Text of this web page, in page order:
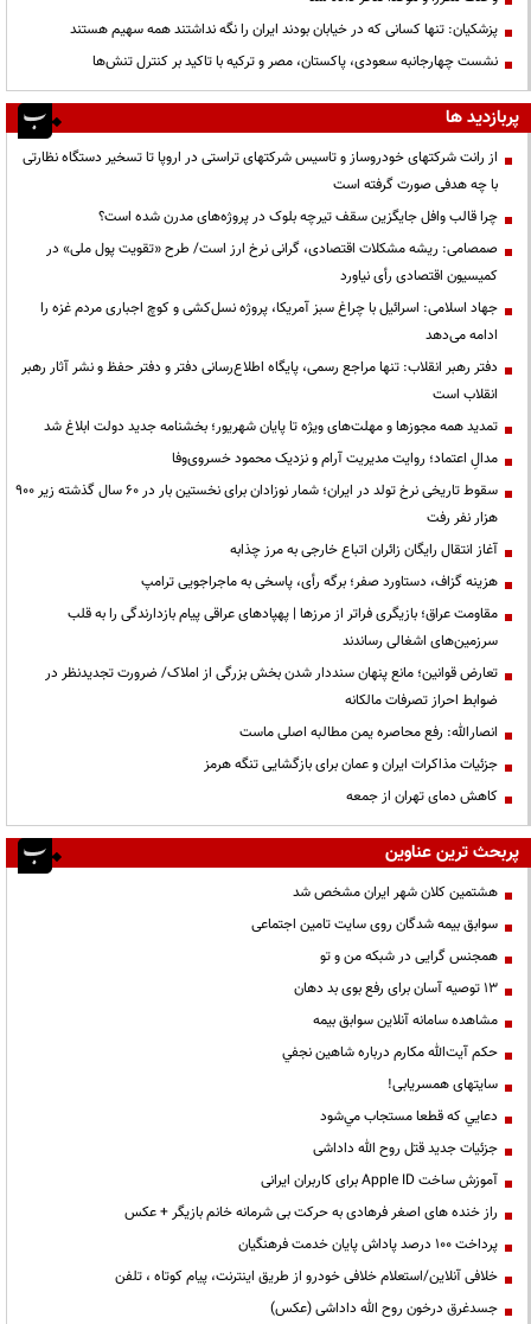
پزشکیان: تنها کسانی که در خیابان بودند ایران را نگه نداشتند همه سهیم هستند
نشست چهارجانبه سعودی، پاکستان، مصر و ترکیه با تاکید بر کنترل تنش‌ها
پربازدید ها
از رانت‌ شرکتهای خودروساز و تاسیس شرکتهای تراستی در اروپا تا تسخیر دستگاه نظارتی
با چه هدفی صورت گرفته است
چرا قالب وافل جایگزین سقف تیرچه بلوک در پروژه‌های مدرن شده است؟
صمصامی: ریشه مشکلات اقتصادی، گرانی نرخ ارز است/ طرح «تقویت پول ملی» در
کمیسیون اقتصادی رأی نیاورد
جهاد اسلامی: اسرائیل با چراغ سبز آمریکا، پروژه نسل‌کشی و کوچ اجباری مردم غزه را
ادامه می‌دهد
دفتر رهبر انقلاب: تنها مراجع رسمی، پایگاه اطلاع‌رسانی دفتر و دفتر حفظ و نشر آثار رهبر
انقلاب است
تمدید همه مجوزها و مهلت‌های ویژه تا پایان شهریور؛ بخشنامه جدید دولت ابلاغ شد
مدالِ اعتماد؛ روایت مدیریت آرام و نزدیک محمود خسروی‌وفا
سقوط تاریخی نرخ تولد در ایران؛ شمار نوزادان برای نخستین بار در ۶۰ سال گذشته زیر ۹۰۰
هزار نفر رفت
آغاز انتقال رایگان زائران اتباع خارجی به مرز چذابه
هزینه گزاف، دستاورد صفر؛ برگه رأی، پاسخی به ماجراجویی ترامپ
مقاومت عراق؛ بازیگری فراتر از مرزها | پهپادهای عراقی پیام بازدارندگی را به قلب
سرزمین‌های اشغالی رساندند
تعارض قوانین؛ مانع پنهان سنددار شدن بخش بزرگی از املاک/ ضرورت تجدیدنظر در
ضوابط احراز تصرفات مالکانه
انصارالله: رفع محاصره یمن مطالبه اصلی ماست
جزئیات مذاکرات ایران و عمان برای بازگشایی تنگه هرمز
کاهش دمای تهران از جمعه
پربحث ترین عناوین
هشتمین کلان شهر ایران مشخص شد
سوابق بیمه شدگان روی سایت تامین اجتماعی
همجنس گرایی در شبکه من و تو
13 توصیه آسان برای رفع بوی بد دهان
مشاهده سامانه آنلاين سوابق بیمه
حكم آيت‌الله مكارم درباره شاهين نجفي
سایتهای همسریابی!
دعايي كه قطعا مستجاب مي‌شود
جزئیات جدید قتل روح الله داداشی
آموزش ساخت Apple ID برای کاربران ایرانی
راز خنده های اصغر فرهادی به حرکت بی شرمانه خانم بازیگر + عکس
پرداخت ۱۰۰ درصد پاداش پایان خدمت فرهنگیان
خلافی آنلاین/استعلام خلافی خودرو از طریق اینترنت، پیام کوتاه ، تلفن
جسدغرق درخون روح الله داداشی (عکس)